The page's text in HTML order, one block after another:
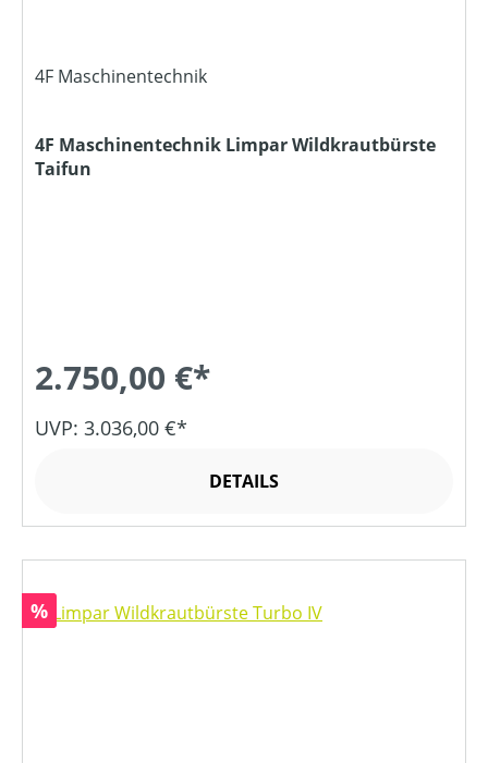
4F Maschinentechnik
4F Maschinentechnik Limpar Wildkrautbürste
Taifun
2.750,00 €*
UVP: 3.036,00 €*
DETAILS
Rabatt
%